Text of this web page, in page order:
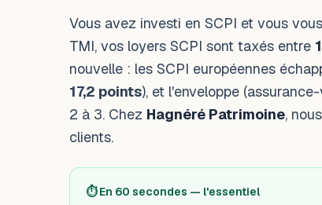
Vous avez investi en SCPI et vous
TMI, vos loyers SCPI sont taxés entre
nouvelle : les SCPI européennes
17,2 points), et l'enveloppe
2 à 3. Chez Hagnéré Patrimoine,
clients.
⏱️ En 60 secondes — l'essentiel